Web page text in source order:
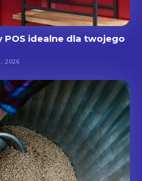
idealne dla twojego
2026